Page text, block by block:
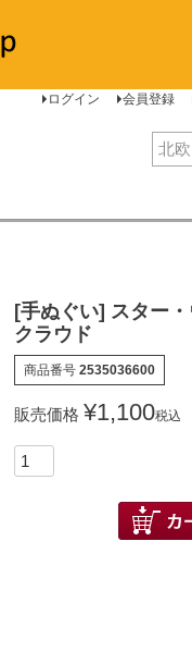
ログイン 会員登録
順
[手ぬぐい] スター
クラウド
商品番号 2535036600
販売価格 ¥1,100税込